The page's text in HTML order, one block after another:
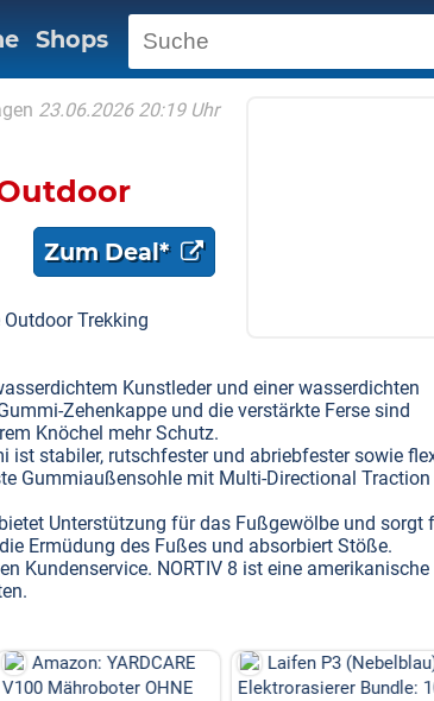
Shops
23.06.2026 20:19 Uhr
Zum Deal*
Trekking
Kunstleder und einer wasserdichten
Zehenkappe und die verstärkte Ferse sind
Knöchel mehr Schutz.
stabiler, rutschfester und abriebfester sowie
Gummiaußensohle mit Multi-Directional Traction
Unterstützung für das Fußgewölbe und sorgt
Ermüdung des Fußes und absorbiert Stöße.
Kundenservice. NORTIV 8 ist eine amerikanische
Amazon: YARDCARE
V100 Mähroboter OHNE
Laifen P3 (Nebelblau)
Elektrorasierer Bundle: